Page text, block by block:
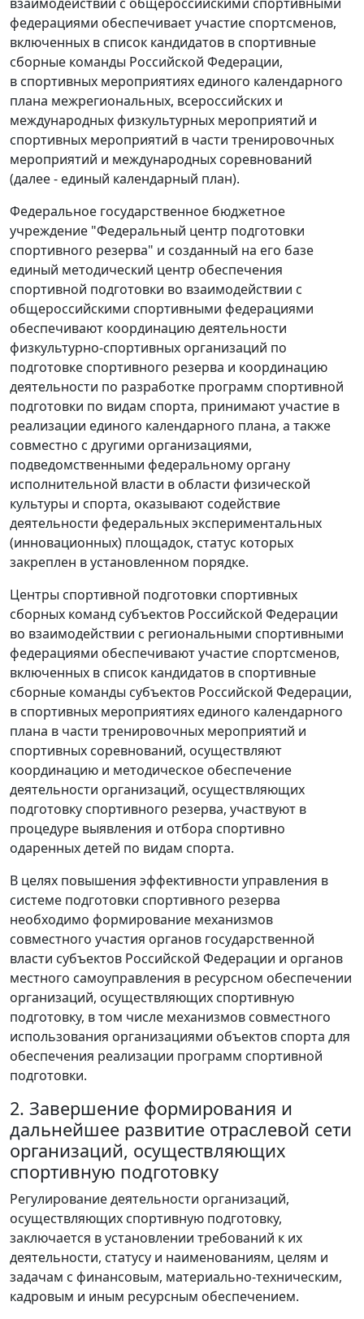
федерациями обеспечивает участие спортсменов,
включенных в список кандидатов в спортивные
сборные команды Российской Федерации,
в спортивных мероприятиях единого календарного
плана межрегиональных, всероссийских и
международных физкультурных мероприятий и
спортивных мероприятий в части тренировочных
мероприятий и международных соревнований
(далее - единый календарный план).
Федеральное государственное бюджетное
учреждение "Федеральный центр подготовки
спортивного резерва" и созданный на его базе
единый методический центр обеспечения
спортивной подготовки во взаимодействии с
общероссийскими спортивными федерациями
обеспечивают координацию деятельности
физкультурно-спортивных организаций по
подготовке спортивного резерва и координацию
деятельности по разработке программ спортивной
подготовки по видам спорта, принимают участие в
реализации единого календарного плана, а также
совместно с другими организациями,
подведомственными федеральному органу
исполнительной власти в области физической
культуры и спорта, оказывают содействие
деятельности федеральных экспериментальных
(инновационных) площадок, статус которых
закреплен в установленном порядке.
Центры спортивной подготовки спортивных
сборных команд субъектов Российской Федерации
во взаимодействии с региональными спортивными
федерациями обеспечивают участие спортсменов,
включенных в список кандидатов в спортивные
сборные команды субъектов Российской Федерации,
в спортивных мероприятиях единого календарного
плана в части тренировочных мероприятий и
спортивных соревнований, осуществляют
координацию и методическое обеспечение
деятельности организаций, осуществляющих
подготовку спортивного резерва, участвуют в
процедуре выявления и отбора спортивно
одаренных детей по видам спорта.
В целях повышения эффективности управления в
системе подготовки спортивного резерва
необходимо формирование механизмов
совместного участия органов государственной
власти субъектов Российской Федерации и органов
местного самоуправления в ресурсном обеспечении
организаций, осуществляющих спортивную
подготовку, в том числе механизмов совместного
использования организациями объектов спорта для
обеспечения реализации программ спортивной
подготовки.
2. Завершение формирования и
дальнейшее развитие отраслевой сети
организаций, осуществляющих
спортивную подготовку
Регулирование деятельности организаций,
осуществляющих спортивную подготовку,
заключается в установлении требований к их
деятельности, статусу и наименованиям, целям и
задачам с финансовым, материально-техническим,
кадровым и иным ресурсным обеспечением.